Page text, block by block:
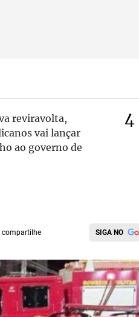
reviravolta,
vai lançar
ao governo de
compartilhe SIGA NO